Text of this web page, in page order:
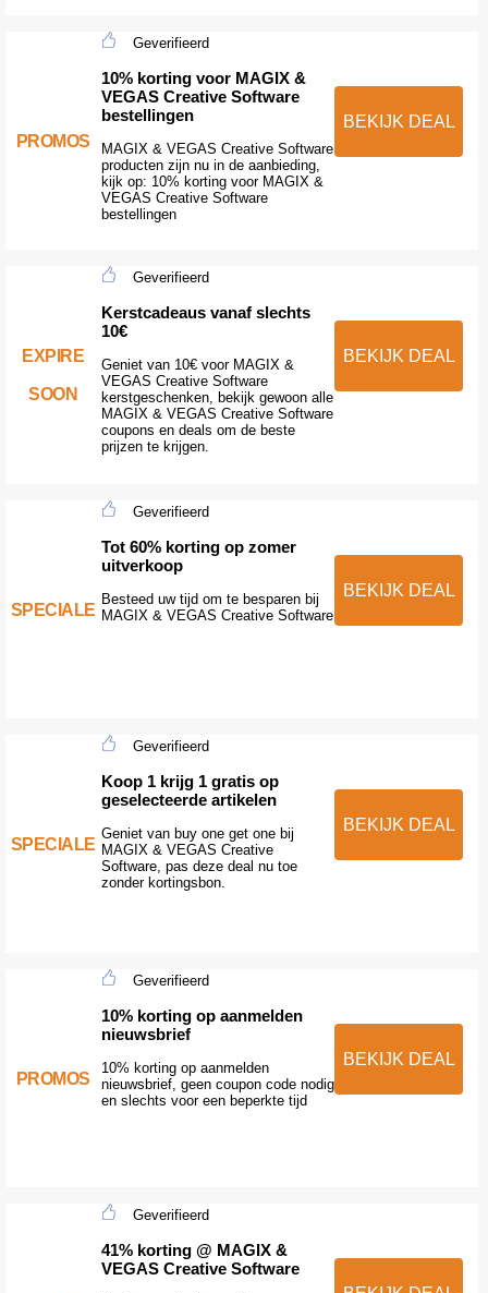
PROMOS
Geverifieerd
10% korting voor MAGIX &
VEGAS Creative Software
bestellingen
MAGIX & VEGAS Creative Software
producten zijn nu in de aanbieding,
kijk op: 10% korting voor MAGIX &
VEGAS Creative Software
bestellingen
BEKIJK DEAL
EXPIRE
SOON
Geverifieerd
Kerstcadeaus vanaf slechts
10€
Geniet van 10€ voor MAGIX &
VEGAS Creative Software
kerstgeschenken, bekijk gewoon alle
MAGIX & VEGAS Creative Software
coupons en deals om de beste
prijzen te krijgen.
BEKIJK DEAL
SPECIALE
Geverifieerd
Tot 60% korting op zomer
uitverkoop
Besteed uw tijd om te besparen bij
MAGIX & VEGAS Creative Software
BEKIJK DEAL
SPECIALE
Geverifieerd
Koop 1 krijg 1 gratis op
geselecteerde artikelen
Geniet van buy one get one bij
MAGIX & VEGAS Creative
Software, pas deze deal nu toe
zonder kortingsbon.
BEKIJK DEAL
PROMOS
Geverifieerd
10% korting op aanmelden
nieuwsbrief
10% korting op aanmelden
nieuwsbrief, geen coupon code nodig
en slechts voor een beperkte tijd
BEKIJK DEAL
Geverifieerd
41% korting @ MAGIX &
VEGAS Creative Software